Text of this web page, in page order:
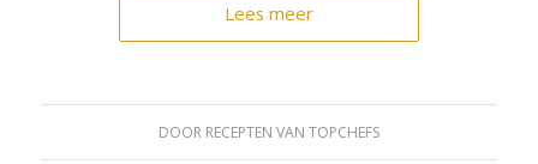
Lees meer
DOOR RECEPTEN VAN TOPCHEFS